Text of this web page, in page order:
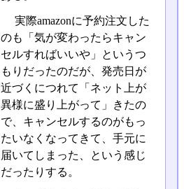
実際amazonに予約注文した
のも「気が変わったらキャン
セルすればいいや」というつ
もりだったのだが、発売日が
近づくにつれて「ネット上が
異様に盛り上がって」きたの
で、キャンセルするのがもっ
たいなくなってきて、手元に
届いてしまった、という感じ
だったりする。